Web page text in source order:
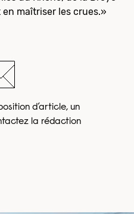
d’article, un
la rédaction
en maîtriser les crues.»